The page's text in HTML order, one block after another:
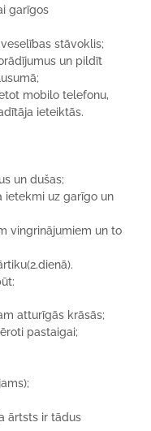
garīgos
stāvoklis;
un pildīt
mobilo telefonu,
ieteiktās.
un dušas;
ietekmi uz garīgo un
vingrinājumiem un to
atturīgās krāsās;
pastaigai;
ārtsts ir tādus